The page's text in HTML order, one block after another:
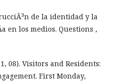
de la identidad y la
en los medios. Questions ,
08). Visitors and Residents:
First Monday,